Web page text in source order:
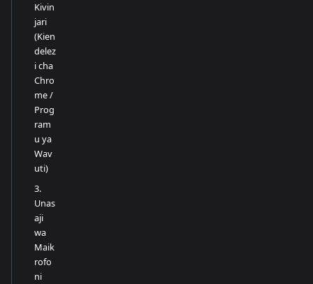
Kivin
jari
(Kien
delez
i cha
Chro
me /
Prog
ram
u ya
Wav
uti)
3.
Unas
aji
wa
Maik
rofo
ni